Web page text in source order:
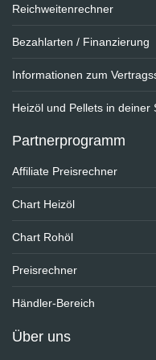
Reichweitenrechner
Bezahlarten / Finanzierung
Informationen zum
Heizöl und Pellets in deiner
Partnerprogramm
Affiliate Preisrechner
Chart Heizöl
Chart Rohöl
Preisrechner
Händler-Bereich
Über uns